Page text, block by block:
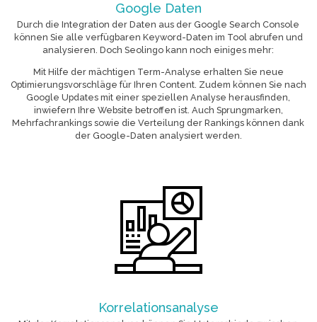
Google Daten
Durch die Integration der Daten aus der Google Search Console
können Sie alle verfügbaren Keyword-Daten im Tool abrufen und
analysieren. Doch Seolingo kann noch einiges mehr:
Mit Hilfe der mächtigen Term-Analyse erhalten Sie neue
Optimierungsvorschläge für Ihren Content. Zudem können Sie nach
Google Updates mit einer speziellen Analyse herausfinden,
inwiefern Ihre Website betroffen ist. Auch Sprungmarken,
Mehrfachrankings sowie die Verteilung der Rankings können dank
der Google-Daten analysiert werden.
Korrelationsanalyse